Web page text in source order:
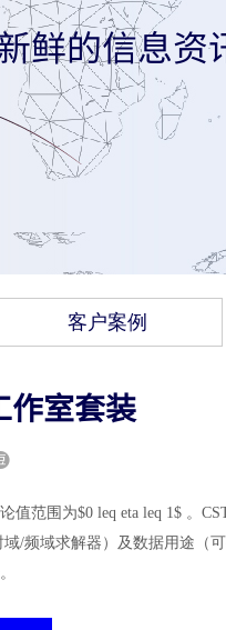
鲜的信息资
客户案例
作室套装
值范围为$0 leq eta leq 1$ 。
/频域求解器）及数据用途（